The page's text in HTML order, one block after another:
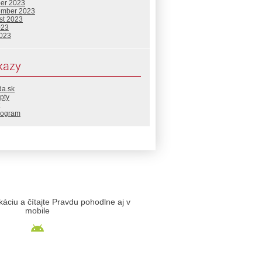
2023
2023
2023
a čítajte Pravdu pohodlne aj v
mobile